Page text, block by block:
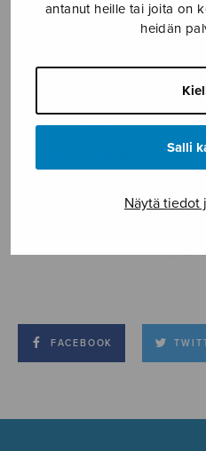
antanut heille tai joita on
heidän
Salli
Näytä tiedot
FACEBOOK